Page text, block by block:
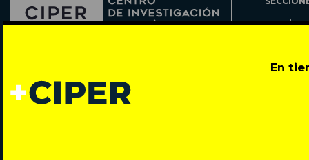
En
Todos los derechos reservados © 2007-2026